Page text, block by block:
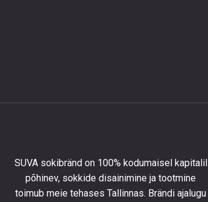
SUVA sokibränd on 100% kodumaisel kapitalil
põhinev, sokkide disainimine ja tootmine
toimub meie tehases Tallinnas. Brändi ajalugu